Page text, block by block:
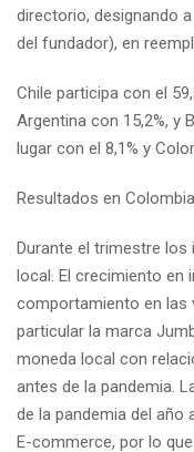
directorio, designando
del fundador), en
Chile participa con el
Argentina con 15,2%, y
lugar con el 8,1% y
Resultados en
Durante el trimestre
local. El crecimiento en
comportamiento en las
particular la marca
moneda local con
antes de la pandemia.
de la pandemia del año
E-commerce, por lo